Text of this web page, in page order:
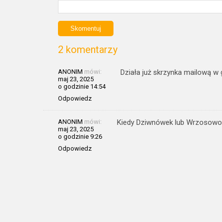
2 komentarzy
ANONIM mówi:
maj 23, 2025
o godzinie 14:54
Odpowiedz
Działa już skrzynka mailową w
ANONIM mówi:
maj 23, 2025
o godzinie 9:26
Odpowiedz
Kiedy Dziwnówek lub